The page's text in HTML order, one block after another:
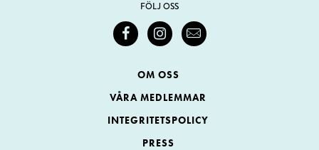
FÖLJ OSS
OM OSS
VÅRA MEDLEMMAR
INTEGRITETSPOLICY
PRESS